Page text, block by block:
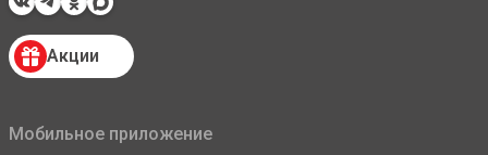
Акции
Мобильное приложение